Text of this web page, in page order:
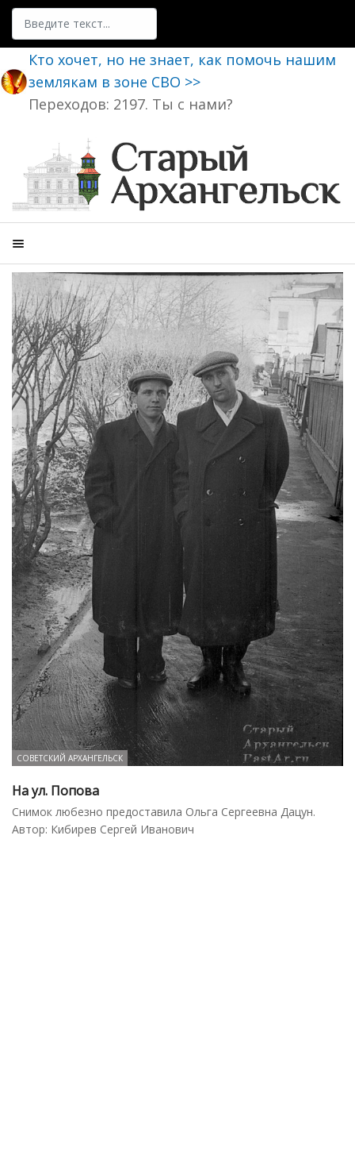
Поиск
Кто хочет, но не знает, как помочь нашим
землякам в зоне СВО >>
Переходов: 2197. Ты с нами?
СОВЕТСКИЙ АРХАНГЕЛЬСК
На ул. Попова
Снимок любезно предоставила Ольга Сергеевна Дацун.
Автор: Кибирев Сергей Иванович